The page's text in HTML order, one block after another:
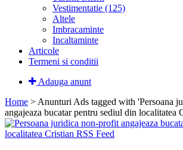
Vestimentatie (125)
Altele
Imbracaminte
Incaltaminte
Articole
Termeni si conditii
Adauga anunt
Home > Anunturi Ads tagged with 'Persoana
angajeaza bucatar pentru sediul din localitatea